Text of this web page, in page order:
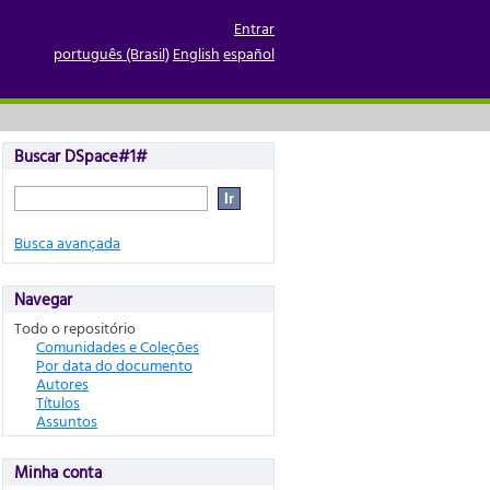
Entrar
português (Brasil)Englishespañol
Buscar DSpace#1#
Busca avançada
Navegar
Todo o repositório
Comunidades e Coleções
Por data do documento
Autores
Títulos
Assuntos
Minha conta